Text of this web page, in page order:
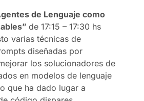
de Lenguaje como
de 17:15 – 17:30 hs
varias técnicas de
diseñadas por
los solucionadores de
en modelos de lenguaje
que ha dado lugar a